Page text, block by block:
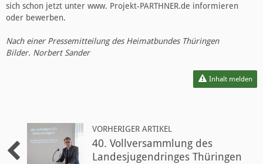
sich schon jetzt unter www. Projekt-PARTHNER.de informieren
oder bewerben.
Nach einer Pressemitteilung des Heimatbundes Thüringen
Bilder. Norbert Sander
Inhalt melden
VORHERIGER ARTIKEL
40. Vollversammlung des
Landesjugendringes Thüringen